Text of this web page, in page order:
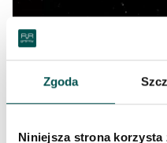
Zgoda
Niniejsza strona